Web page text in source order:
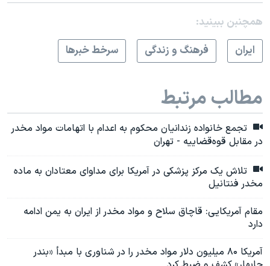
همچنبن ببینید:
ايران
فرهنگ و زندگی سرخط خبرها
مطالب مرتبط
تجمع خانواده زندانیان محکوم به اعدام با اتهامات مواد مخدر
در مقابل قوه‌قضاییه - تهران
تلاش یک مرکز پزشکی در آمریکا برای مداوای معتادان به ماده
مخدر فنتانیل
مقام آمریکایی: قاچاق سلاح و مواد مخدر از ایران به یمن ادامه
دارد
آمریکا ۸۰ میلیون دلار مواد مخدر را در شناوری با مبدأ «بندر